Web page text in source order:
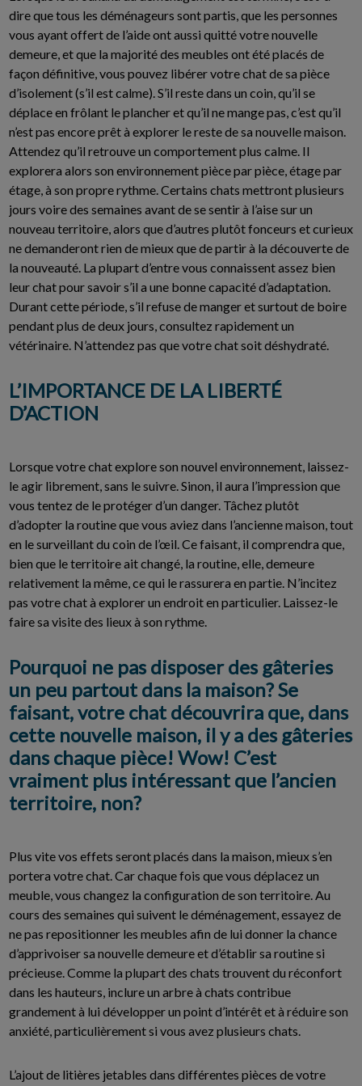
dire que tous les déménageurs sont partis, que les personnes
vous ayant offert de l’aide ont aussi quitté votre nouvelle
demeure, et que la majorité des meubles ont été placés de
façon définitive, vous pouvez libérer votre chat de sa pièce
d’isolement (s’il est calme). S’il reste dans un coin, qu’il se
déplace en frôlant le plancher et qu’il ne mange pas, c’est qu’il
n’est pas encore prêt à explorer le reste de sa nouvelle maison.
Attendez qu’il retrouve un comportement plus calme. Il
explorera alors son environnement pièce par pièce, étage par
étage, à son propre rythme. Certains chats mettront plusieurs
jours voire des semaines avant de se sentir à l’aise sur un
nouveau territoire, alors que d’autres plutôt fonceurs et curieux
ne demanderont rien de mieux que de partir à la découverte de
la nouveauté. La plupart d’entre vous connaissent assez bien
leur chat pour savoir s’il a une bonne capacité d’adaptation.
Durant cette période, s’il refuse de manger et surtout de boire
pendant plus de deux jours, consultez rapidement un
vétérinaire. N’attendez pas que votre chat soit déshydraté.
L’IMPORTANCE DE LA LIBERTÉ
D’ACTION
Lorsque votre chat explore son nouvel environnement, laissez-
le agir librement, sans le suivre. Sinon, il aura l’impression que
vous tentez de le protéger d’un danger. Tâchez plutôt
d’adopter la routine que vous aviez dans l’ancienne maison, tout
en le surveillant du coin de l’œil. Ce faisant, il comprendra que,
bien que le territoire ait changé, la routine, elle, demeure
relativement la même, ce qui le rassurera en partie. N’incitez
pas votre chat à explorer un endroit en particulier. Laissez-le
faire sa visite des lieux à son rythme.
Pourquoi ne pas disposer des gâteries
un peu partout dans la maison? Se
faisant, votre chat découvrira que, dans
cette nouvelle maison, il y a des gâteries
dans chaque pièce! Wow! C’est
vraiment plus intéressant que l’ancien
territoire, non?
Plus vite vos effets seront placés dans la maison, mieux s’en
portera votre chat. Car chaque fois que vous déplacez un
meuble, vous changez la configuration de son territoire. Au
cours des semaines qui suivent le déménagement, essayez de
ne pas repositionner les meubles afin de lui donner la chance
d’apprivoiser sa nouvelle demeure et d’établir sa routine si
précieuse. Comme la plupart des chats trouvent du réconfort
dans les hauteurs, inclure un arbre à chats contribue
grandement à lui développer un point d’intérêt et à réduire son
anxiété, particulièrement si vous avez plusieurs chats.
L’ajout de litières jetables dans différentes pièces de votre